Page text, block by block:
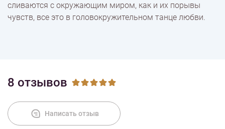
Оплата
сливаются с окружающим миром, как и их порывы
чувств, все это в головокружительном танце любви.
8 отзывов
Написать отзыв